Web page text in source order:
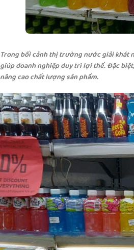
Trong bối cảnh thị trường nước giải khát
giúp doanh nghiệp duy trì lợi thế. Đặc
nâng cao chất lượng sản phẩm.